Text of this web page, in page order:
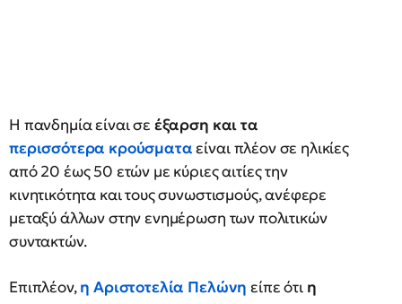
Η πανδημία είναι σε έξαρση και τα
περισσότερα κρούσματαείναι πλέον σε ηλικίες
από 20 έως 50 ετών με κύριες αιτίες την
κινητικότητα και τους συνωστισμούς, ανέφερε
μεταξύ άλλων στην ενημέρωση των πολιτικών
συντακτών.
Επιπλέον,η Αριστοτελία Πελώνη είπε ότι η